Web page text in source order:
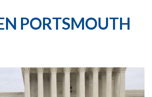
PORTSMOUTH